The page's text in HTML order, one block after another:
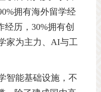
拥有海外留学经
历， 30%拥有创
家为主力、 AI与工
智能基础设施，不